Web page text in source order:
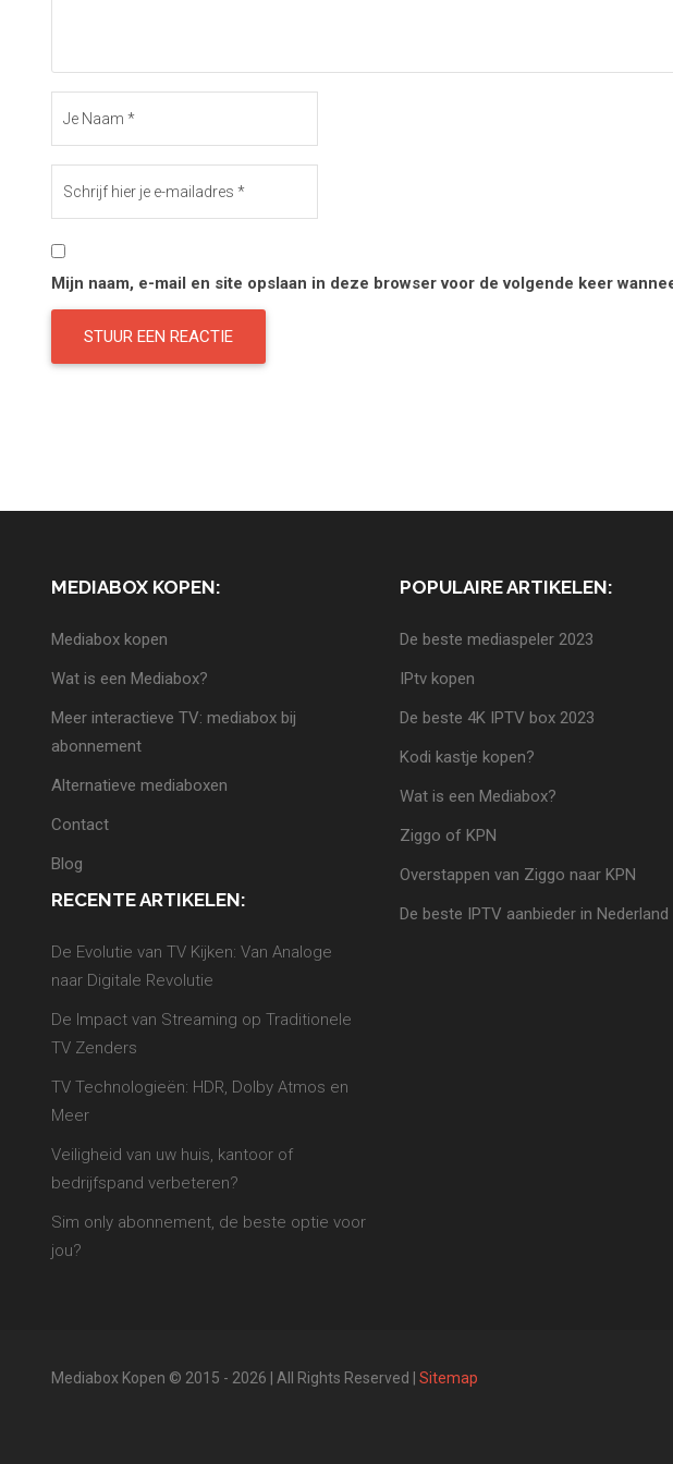
Mijn naam, e-mail en site opslaan in deze browser voor de volgende keer
MEDIABOX KOPEN:
Mediabox kopen
Wat is een Mediabox?
Meer interactieve TV: mediabox bij
abonnement
Alternatieve mediaboxen
Contact
Blog
RECENTE ARTIKELEN:
De Evolutie van TV Kijken: Van Analoge
naar Digitale Revolutie
De Impact van Streaming op Traditionele
TV Zenders
TV Technologieën: HDR, Dolby Atmos en
Meer
Veiligheid van uw huis, kantoor of
bedrijfspand verbeteren?
Sim only abonnement, de beste optie voor
jou?
POPULAIRE ARTIKELEN:
De beste mediaspeler 2023
IPtv kopen
De beste 4K IPTV box 2023
Kodi kastje kopen?
Wat is een Mediabox?
Ziggo of KPN
Overstappen van Ziggo naar KPN
De beste IPTV aanbieder in Nederland
Mediabox Kopen © 2015 - 2026 | All Rights Reserved | Sitemap